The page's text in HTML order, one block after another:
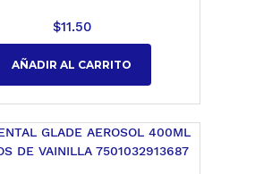
$11.50
AÑADIR AL CARRITO